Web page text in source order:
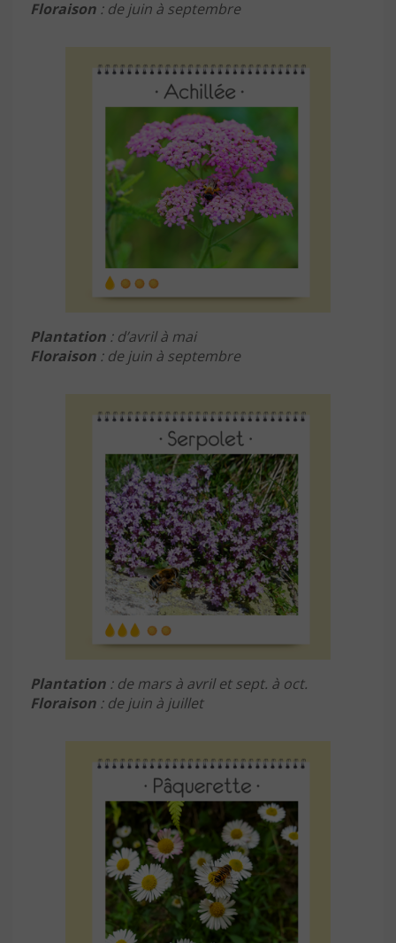
Floraison : de juin à septembre
Plantation : d’avril à mai
Floraison : de juin à septembre
Plantation : de mars à avril et sept. à oct.
Floraison : de juin à juillet